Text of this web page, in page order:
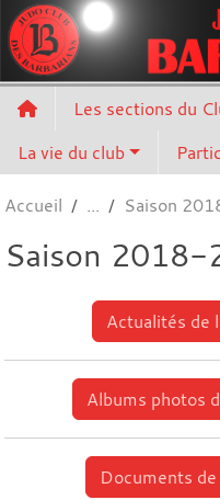
Les sections du
La vie du club
Accueil Saison
Saison 2018-
Actualités de
Albums photos
Documents
Panneau de gestion des